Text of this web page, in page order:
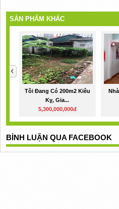
SẢN PHẨM KHÁC
Tôi Đang Có 200m2 Kiêu
Kỵ, Gia...
5,300,000,000đ
BÌNH LUẬN QUA FACEBOOK